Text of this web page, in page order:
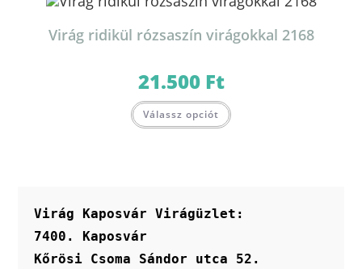
Virág ridikül rózsaszín virágokkal 2168
21.500 Ft
Válassz opciót
Virág Kaposvár Virágüzlet:
7400. Kaposvár
Kőrösi Csoma Sándor utca 52.